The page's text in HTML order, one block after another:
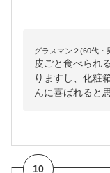
グラスマン２(60代・
皮ごと食べられ
りますし、化粧
んに喜ばれると
10